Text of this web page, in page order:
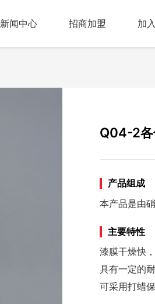
新闻中心 招商加盟 加
Q04-2各
产品组成
本产品是由
主要特性
漆膜干燥快
具有一定的
可采用打蜡